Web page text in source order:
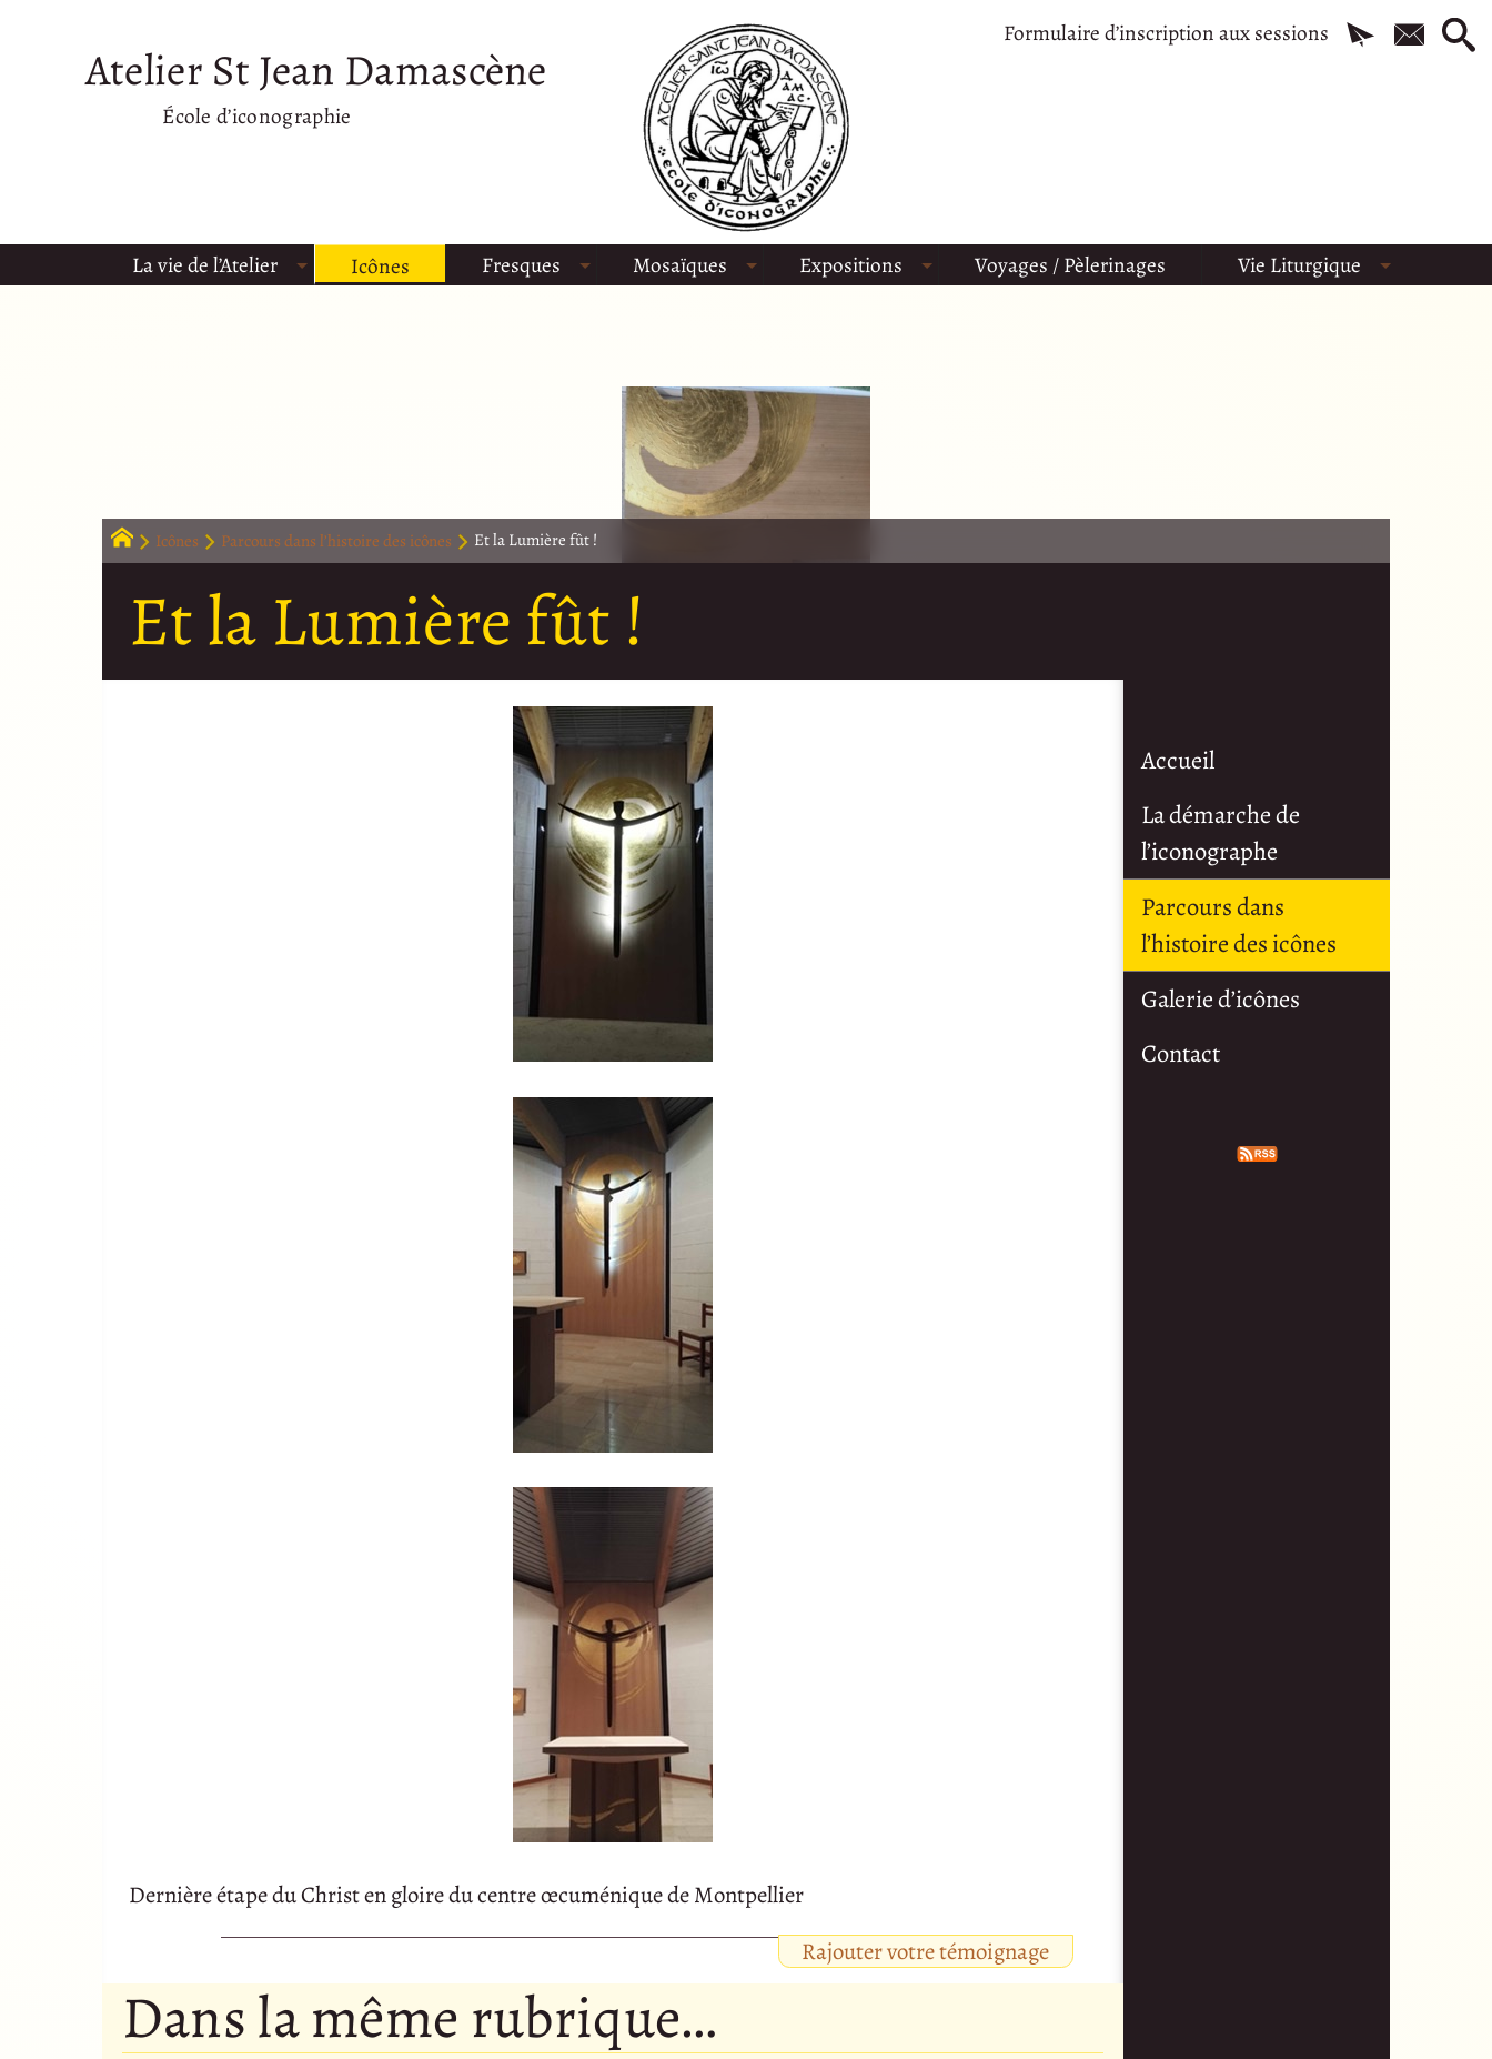
Formulaire d’inscription aux sessions
Atelier St Jean Damascène
École d’iconographie
La vie de l’Atelier Icônes Fresques Mosaïques Expositions Voyages / Pèlerinages Vie Liturgique
Icônes Parcours dans l’histoire des icônes Et la Lumière fût !
Et la Lumière fût !
Dernière étape du Christ en gloire du centre œcuménique de Montpellier
Rajouter votre témoignage
Dans la même rubrique…
Accueil
La démarche de
l’iconographe
Parcours dans
l’histoire des icônes
Galerie d’icônes
Contact